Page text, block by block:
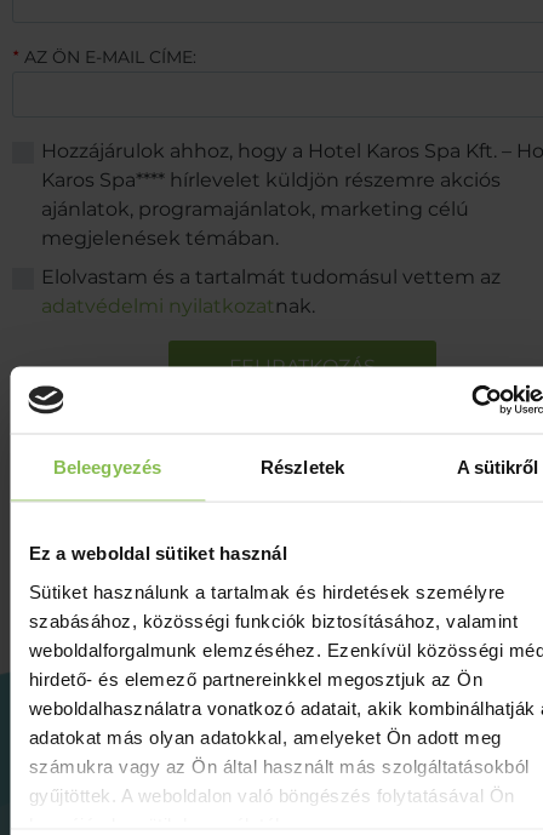
Beleegyezés Részletek A sütikről
Ez a weboldal sütiket használ
Sütiket használunk a tartalmak és hirdetések személyre
szabásához, közösségi funkciók biztosításához, valamint
weboldalforgalmunk elemzéséhez. Ezenkívül közösségi
hirdető- és elemező partnereinkkel megosztjuk az Ön
weboldalhasználatra vonatkozó adatait, akik kombinálhatják
adatokat más olyan adatokkal, amelyeket Ön adott meg
számukra vagy az Ön által használt más szolgáltatásokból
gyűjtöttek. A weboldalon való böngészés folytatásával Ön
★ AZ ÖN E-MAIL CÍME:
Hozzájárulok ahhoz, hogy a Hotel Karos Spa Kft. –
Karos Spa**** hírlevelet küldjön részemre akciós
ajánlatok, programajánlatok, marketing célú
megjelenések témában.
Elolvastam és a tartalmát tudomásul vettem az
adatvédelmi nyilatkozatnak.
H-8749 Zalakaros, Alma utca 1.
sales@karos-spa.hu
+36 93 542 550